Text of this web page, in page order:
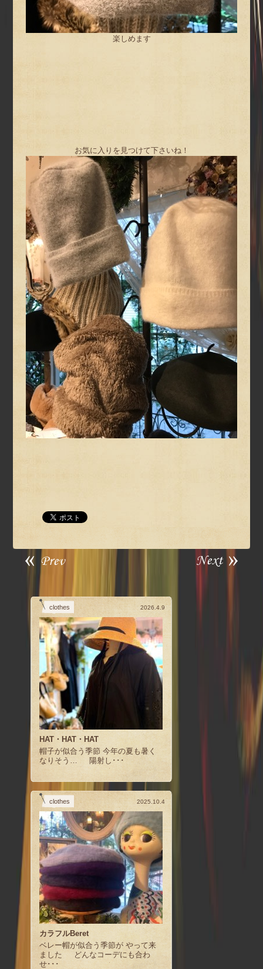
楽しめます
お気に入りを見つけて下さいね！
clothes 2026.4.9
HAT・HAT・HAT
帽子が似合う季節 今年の夏も暑く
なりそう… 陽射し･･･
clothes 2025.10.4
カラフルBeret
ベレー帽が似合う季節が やって来
ました どんなコーデにも合わ
せ･･･